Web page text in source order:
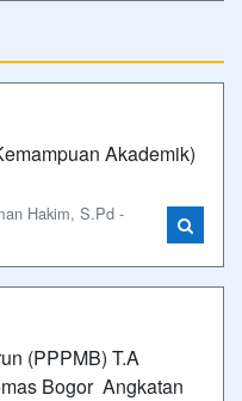
Akademik)
Hakim, S.Pd -
(PPPMB) T.A
Bogor Angkatan